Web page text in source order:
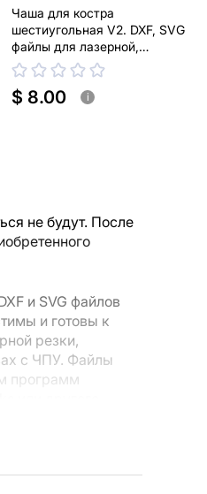
Чаша для костра
шестиугольная V2. DXF, SVG
файлы для лазерной,
плазменной резки
$ 8.00 i
не будут. После
и SVG файлов
и готовы к
резки,
с ЧПУ. Файлы
программ
созданы с